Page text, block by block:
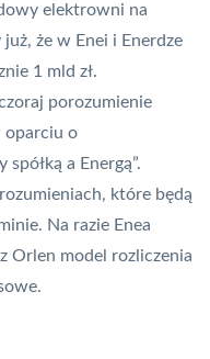
elektrowni na
że w Enei i Enerdze
1 mld zł.
porozumienie
oparciu o
a Energą”.
które będą
Na razie Enea
Orlen model rozliczenia